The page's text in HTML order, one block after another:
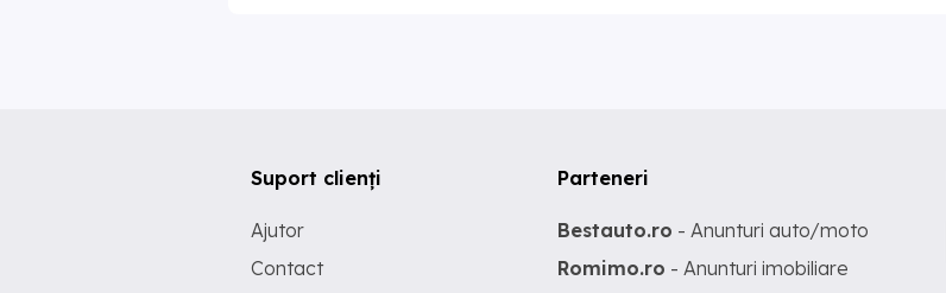
Suport clienți
Ajutor
Contact
Parteneri
Bestauto.ro - Anunturi auto/moto
Romimo.ro - Anunturi imobiliare